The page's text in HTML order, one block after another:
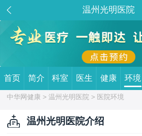
温州光明医院
首页 简介 科室 医生 健康 环境
中华网健康 >温州光明医院 > 医院环境
温州光明医院介绍